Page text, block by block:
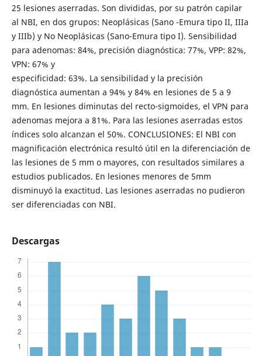
25 lesiones aserradas. Son divididas, por su patrón capilar
al NBI, en dos grupos: Neoplásicas (Sano -Emura tipo II, IIIa
y IIIb) y No Neoplásicas (Sano-Emura tipo I). Sensibilidad
para adenomas: 84%, precisión diagnóstica: 77%, VPP: 82%,
VPN: 67% y
especificidad: 63%. La sensibilidad y la precisión
diagnóstica aumentan a 94% y 84% en lesiones de 5 a 9
mm. En lesiones diminutas del recto-sigmoides, el VPN para
adenomas mejora a 81%. Para las lesiones aserradas estos
índices solo alcanzan el 50%. CONCLUSIONES: El NBI con
magnificación electrónica resultó útil en la diferenciación de
las lesiones de 5 mm o mayores, con resultados similares a
estudios publicados. En lesiones menores de 5mm
disminuyó la exactitud. Las lesiones aserradas no pudieron
ser diferenciadas con NBI.
Descargas